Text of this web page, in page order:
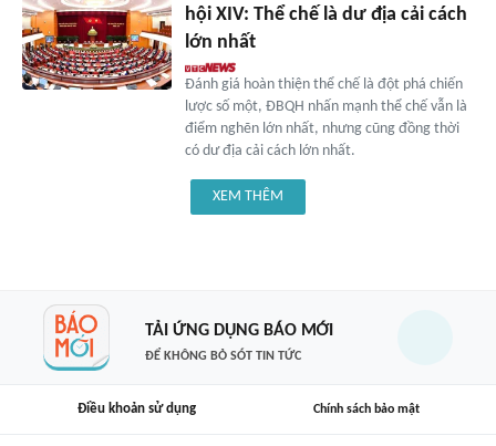
hội XIV: Thể chế là dư địa cải cách
lớn nhất
Đánh giá hoàn thiện thể chế là đột phá chiến
lược số một, ĐBQH nhấn mạnh thể chế vẫn là
điểm nghẽn lớn nhất, nhưng cũng đồng thời
có dư địa cải cách lớn nhất.
XEM THÊM
TẢI ỨNG DỤNG BÁO MỚI
ĐỂ KHÔNG BỎ SÓT TIN TỨC
Điều khoản sử dụng Chính sách bảo mật